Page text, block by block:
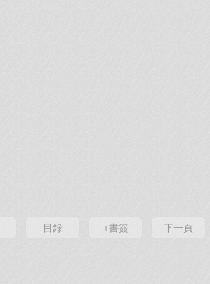
目錄 +書簽 下一頁